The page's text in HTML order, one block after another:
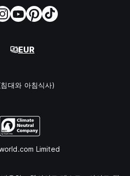
EUR
대와 아침식사)
Limited